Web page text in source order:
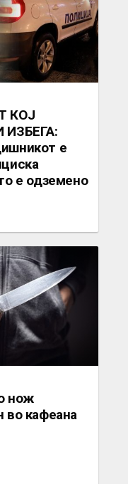
КОЈ
ИЗБЕГА:
е
е одземено
нож
во кафеана